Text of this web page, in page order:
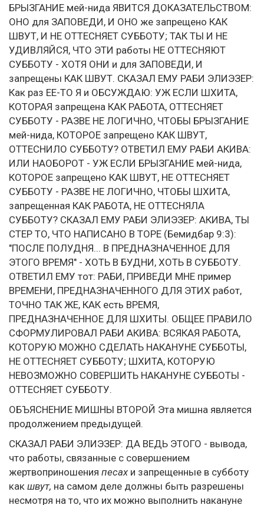
БРЫЗГАНИЕ мей-нида ЯВИТСЯ ДОКАЗАТЕЛЬСТВОМ:
ОНО для ЗАПОВЕДИ, И ОНО же запрещено КАК
ШВУТ, И НЕ ОТТЕСНЯЕТ СУББОТУ; ТАК ТЫ И НЕ
УДИВЛЯЙСЯ, ЧТО ЭТИ работы НЕ ОТТЕСНЯЮТ
СУББОТУ - ХОТЯ ОНИ и для ЗАПОВЕДИ, И
запрещены КАК ШВУТ. СКАЗАЛ ЕМУ РАБИ ЭЛИЭЗЕР:
Как раз ЕЕ-ТО Я и ОБСУЖДАЮ: УЖ ЕСЛИ ШХИТА,
КОТОРАЯ запрещена КАК РАБОТА, ОТТЕСНЯЕТ
СУББОТУ - РАЗВЕ НЕ ЛОГИЧНО, ЧТОБЫ БРЫЗГАНИЕ
мей-нида, КОТОРОЕ запрещено КАК ШВУТ,
ОТТЕСНИЛО СУББОТУ? ОТВЕТИЛ ЕМУ РАБИ АКИВА:
ИЛИ НАОБОРОТ - УЖ ЕСЛИ БРЫЗГАНИЕ мей-нида,
КОТОРОЕ запрещено КАК ШВУТ, НЕ ОТТЕСНЯЕТ
СУББОТУ - РАЗВЕ НЕ ЛОГИЧНО, ЧТОБЫ ШХИТА,
запрещенная КАК РАБОТА, НЕ ОТТЕСНЯЛА
СУББОТУ? СКАЗАЛ ЕМУ РАБИ ЭЛИЭЗЕР: АКИВА, ТЫ
СТЕР ТО, ЧТО НАПИСАНО В ТОРЕ (Бемидбар 9:3):
"ПОСЛЕ ПОЛУДНЯ... В ПРЕДНАЗНАЧЕННОЕ ДЛЯ
ЭТОГО ВРЕМЯ" - ХОТЬ В БУДНИ, ХОТЬ В СУББОТУ.
ОТВЕТИЛ ЕМУ тот: РАБИ, ПРИВЕДИ МНЕ пример
ВРЕМЕНИ, ПРЕДНАЗНАЧЕННОГО ДЛЯ ЭТИХ работ,
ТОЧНО ТАК ЖЕ, КАК есть ВРЕМЯ,
ПРЕДНАЗНАЧЕННОЕ ДЛЯ ШХИТЫ. ОБЩЕЕ ПРАВИЛО
СФОРМУЛИРОВАЛ РАБИ АКИВА: ВСЯКАЯ РАБОТА,
КОТОРУЮ МОЖНО СДЕЛАТЬ НАКАНУНЕ СУББОТЫ,
НЕ ОТТЕСНЯЕТ СУББОТУ; ШХИТА, КОТОРУЮ
НЕВОЗМОЖНО СОВЕРШИТЬ НАКАНУНЕ СУББОТЫ -
ОТТЕСНЯЕТ СУББОТУ.
ОБЪЯСНЕНИЕ МИШНЫ ВТОРОЙ Эта мишна является
продолжением предыдущей.
СКАЗАЛ РАБИ ЭЛИЭЗЕР: ДА ВЕДЬ ЭТОГО - вывода,
что работы, связанные с совершением
жертвоприношения песах и запрещенные в субботу
как швут, на самом деле должны быть разрешены
несмотря на то, что их можно выполнить накануне